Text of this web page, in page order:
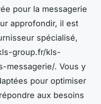
pour la messagerie
approfondir, il est
spécialisé,
group.fr/kls-
messagerie/. Vous y
pour optimiser
aux besoins